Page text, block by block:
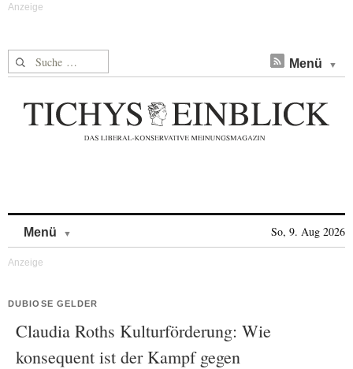
Suche nach: Menü
Menü So, 9. Aug 2026
DUBIOSE GELDER
Claudia Roths Kulturförderung: Wie
konsequent ist der Kampf gegen